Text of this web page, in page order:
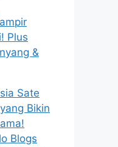
Plus
&
Sate
Bikin
Blogs